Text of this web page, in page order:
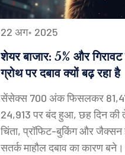
22 अग॰ 2025
शेयर बाजार: 5% और
ग्रोथ पर दबाव क्यों बढ़ रहा है
सेंसेक्स 700 अंक फिसलकर
24,913 पर बंद हुआ, छह दिन की
चिंता, प्रॉफिट-बुकिंग और
सतर्क माहौल दबाव का कारण